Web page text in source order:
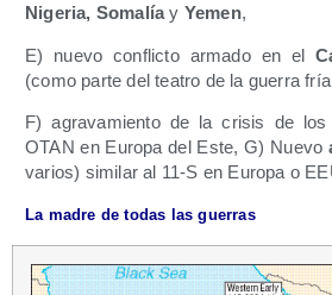
Nige­ria, Soma­líay Yemen,
E) nue­vo con­flic­to arma­do en el
(como par­te del tea­tro de la gue­rra
F) agra­va­mien­to de la cri­sis de los
OTAN en Euro­pa del Este, G) Nue­vo
varios) simi­lar al 11‑S en Euro­pa o
La madre de todas las guerras